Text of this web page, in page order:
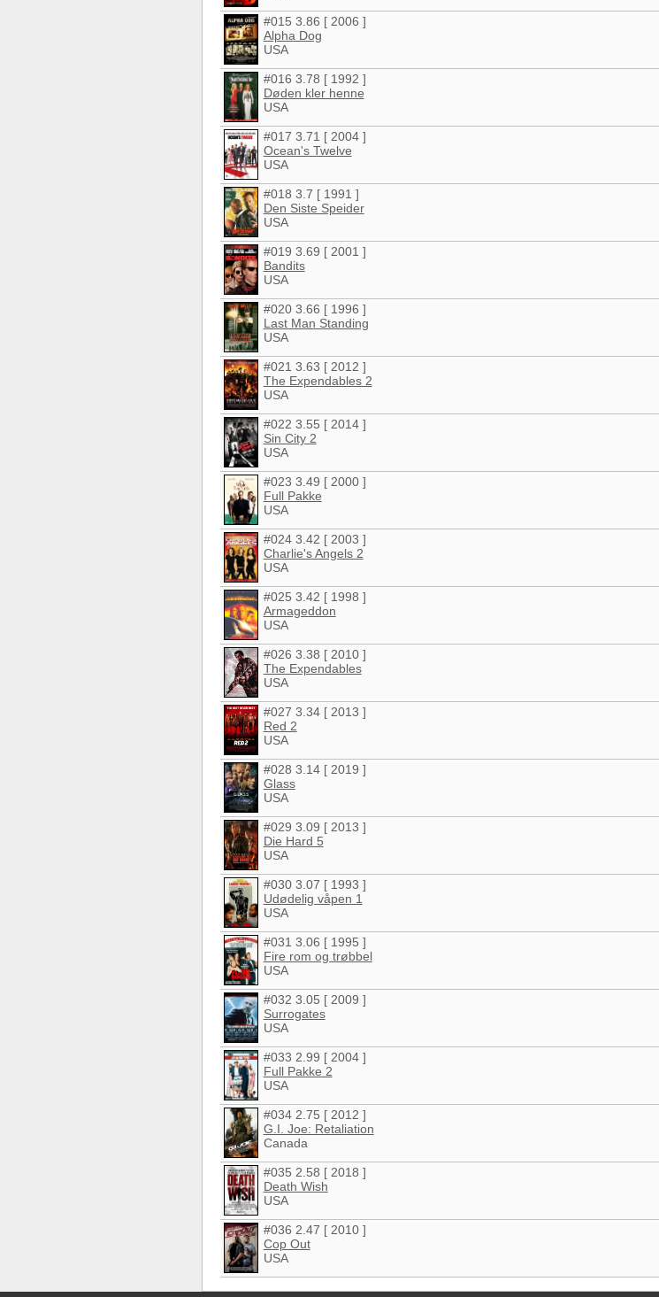
#015 3.86 [ 2006 ]
Alpha Dog
USA
#016 3.78 [ 1992 ]
Døden kler henne
USA
#017 3.71 [ 2004 ]
Ocean's Twelve
USA
#018 3.7 [ 1991 ]
Den Siste Speider
USA
#019 3.69 [ 2001 ]
Bandits
USA
#020 3.66 [ 1996 ]
Last Man Standing
USA
#021 3.63 [ 2012 ]
The Expendables 2
USA
#022 3.55 [ 2014 ]
Sin City 2
USA
#023 3.49 [ 2000 ]
Full Pakke
USA
#024 3.42 [ 2003 ]
Charlie's Angels 2
USA
#025 3.42 [ 1998 ]
Armageddon
USA
#026 3.38 [ 2010 ]
The Expendables
USA
#027 3.34 [ 2013 ]
Red 2
USA
#028 3.14 [ 2019 ]
Glass
USA
#029 3.09 [ 2013 ]
Die Hard 5
USA
#030 3.07 [ 1993 ]
Udødelig våpen 1
USA
#031 3.06 [ 1995 ]
Fire rom og trøbbel
USA
#032 3.05 [ 2009 ]
Surrogates
USA
#033 2.99 [ 2004 ]
Full Pakke 2
USA
#034 2.75 [ 2012 ]
G.I. Joe: Retaliation
Canada
#035 2.58 [ 2018 ]
Death Wish
USA
#036 2.47 [ 2010 ]
Cop Out
USA